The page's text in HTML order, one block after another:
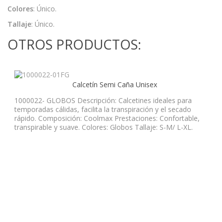
Colores: Único.
Tallaje: Único.
OTROS PRODUCTOS:
Calcetín Semi Caña Unisex
1000022- GLOBOS Descripción: Calcetines ideales para
temporadas cálidas, facilita la transpiración y el secado
rápido. Composición: Coolmax Prestaciones: Confortable,
transpirable y suave. Colores: Globos Tallaje: S-M/ L-XL.